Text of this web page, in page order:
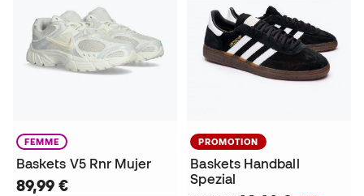
FEMME
Baskets V5 Rnr Mujer
89,99 €
PROMOTION
Baskets Handball
Spezial